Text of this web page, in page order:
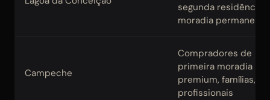
segunda residência e
moradia permanente
Campeche
Compradores de
primeira moradia
premium, famílias,
profissionais